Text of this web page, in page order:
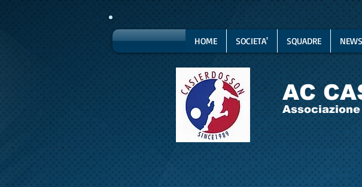
HOME SOCIETA' SQUADRE NEWS
AC
Associazione